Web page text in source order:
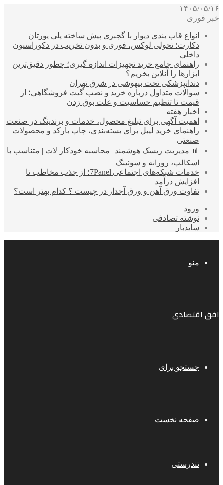
۱۴۰۵/۰۵/۱۶
خبر فوری
انواع قاب بندی دیوار با گچبری پیش ساخته پلی یورتان
دکارت؛ تحولی لوکس، فوری و بدون تخریب در دکوراسیون
داخلی
راهنمای جامع خرید تجهیزات اندازه گیری؛ چطور دقیق‌ترین
ابزارها را آنلاین بخریم؟
دندانپزشکی تحت بیهوشی در شرق تهران
سوالات متداول درباره خرید و نصب گیت فروشگاهی؛ از
قیمت تا تنظیم حساسیت و علت بوق زدن
اخبار هفته
اهمیت آگهی برای تبلیغ محصول، خدمات و برندینگ در صنعت
راهنمای خرید لیبل برای بسته‌بندی، چاپ بارکد و محصولات
صنعتی
📊 مدیریت ریسک هوشمند | محاسبه خودکار لات | متناسب با
اسکالپ، روزانه و سوئینگ
خدمات شبکه‌های اجتماعی 7Panel؛ از جذب مخاطب تا
افزایش درآمد
تفاوت ورق آهن و ورق آجدار در چیست ؟ کدام بهتر است؟
ورود
نوشته تصادفی
سایدبار
منو
افق اقتصادی
جستجو برای
صفحه نخست
تندرستی